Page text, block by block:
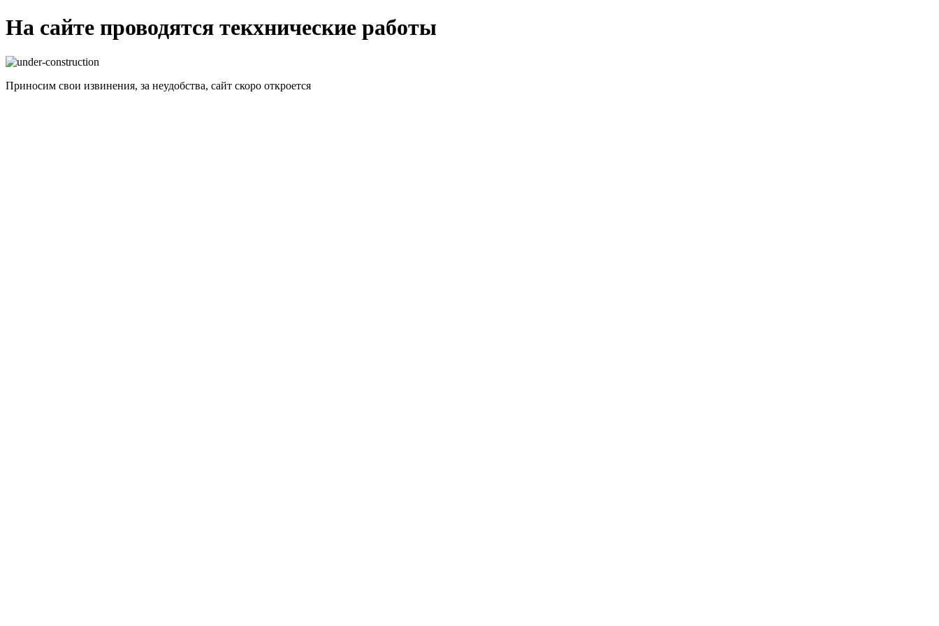
На сайте проводятся текхнические работы
Приносим свои извинения, за неудобства, сайт скоро откроется